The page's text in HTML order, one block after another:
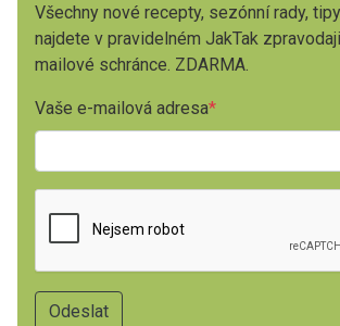
Všechny nové recepty, sezónní rady,
najdete v pravidelném JakTak
mailové schránce. ZDARMA.
Vaše e-mailová adresa